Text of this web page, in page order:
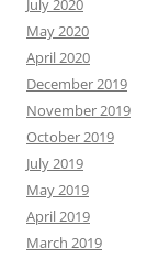
July 2020
May 2020
April 2020
December 2019
November 2019
October 2019
July 2019
May 2019
April 2019
March 2019